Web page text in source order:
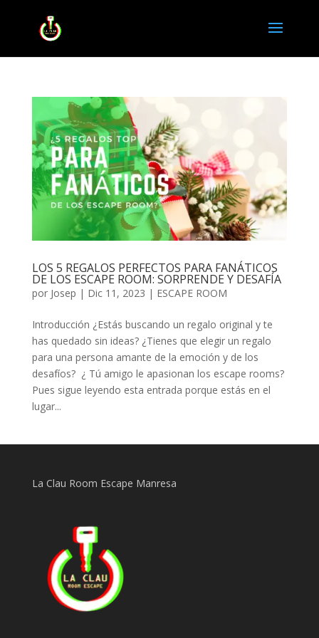
LOS 5 REGALOS PERFECTOS PARA FANÁTICOS
DE LOS ESCAPE ROOM: SORPRENDE Y DESAFÍA
por Josep | Dic 11, 2023 | ESCAPE ROOM
Introducción ¿Estás buscando un regalo original y te
has quedado sin ideas? ¿Tienes que elegir un regalo
para una persona amante de la emoción y de los
desafíos? ¿ Tú amigo le apasionan los escape rooms?
Pues sigue leyendo esta entrada porque estás en el
lugar...
La Clau Room Escape Manresa